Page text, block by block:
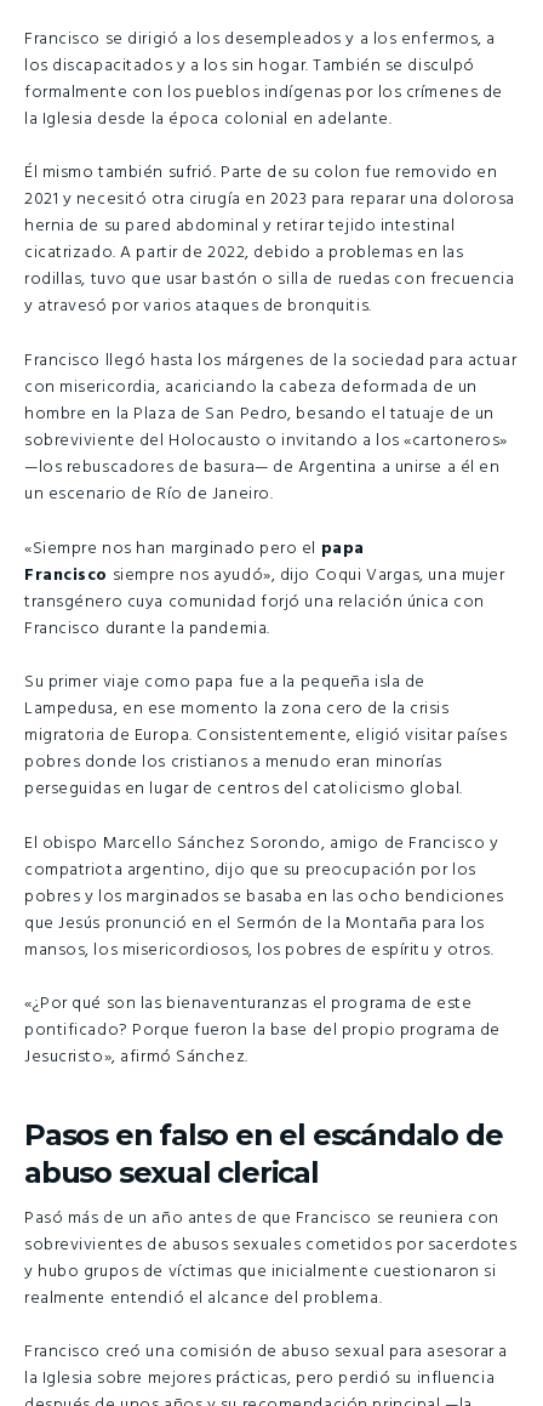
Francisco se dirigió a los desempleados y a los enfermos, a
los discapacitados y a los sin hogar. También se disculpó
formalmente con los pueblos indígenas por los crímenes de
la Iglesia desde la época colonial en adelante.
Él mismo también sufrió. Parte de su colon fue removido en
2021 y necesitó otra cirugía en 2023 para reparar una dolorosa
hernia de su pared abdominal y retirar tejido intestinal
cicatrizado. A partir de 2022, debido a problemas en las
rodillas, tuvo que usar bastón o silla de ruedas con frecuencia
y atravesó por varios ataques de bronquitis.
Francisco llegó hasta los márgenes de la sociedad para actuar
con misericordia, acariciando la cabeza deformada de un
hombre en la Plaza de San Pedro, besando el tatuaje de un
sobreviviente del Holocausto o invitando a los «cartoneros»
—los rebuscadores de basura— de Argentina a unirse a él en
un escenario de Río de Janeiro.
«Siempre nos han marginado pero el papa
Francisco siempre nos ayudó», dijo Coqui Vargas, una mujer
transgénero cuya comunidad forjó una relación única con
Francisco durante la pandemia.
Su primer viaje como papa fue a la pequeña isla de
Lampedusa, en ese momento la zona cero de la crisis
migratoria de Europa. Consistentemente, eligió visitar países
pobres donde los cristianos a menudo eran minorías
perseguidas en lugar de centros del catolicismo global.
El obispo Marcello Sánchez Sorondo, amigo de Francisco y
compatriota argentino, dijo que su preocupación por los
pobres y los marginados se basaba en las ocho bendiciones
que Jesús pronunció en el Sermón de la Montaña para los
mansos, los misericordiosos, los pobres de espíritu y otros.
«¿Por qué son las bienaventuranzas el programa de este
pontificado? Porque fueron la base del propio programa de
Jesucristo», afirmó Sánchez.
Pasos en falso en el escándalo de
abuso sexual clerical
Pasó más de un año antes de que Francisco se reuniera con
sobrevivientes de abusos sexuales cometidos por sacerdotes
y hubo grupos de víctimas que inicialmente cuestionaron si
realmente entendió el alcance del problema.
Francisco creó una comisión de abuso sexual para asesorar a
la Iglesia sobre mejores prácticas, pero perdió su influencia